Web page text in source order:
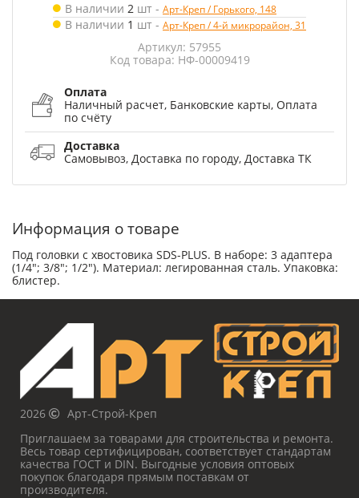
В наличии 2 шт - Арт-Креп / Горького, 148
В наличии 1 шт - Арт-Креп / 4-й микрорайон, 31
Артикул: 57955
Код товара: НФ-00009419
Оплата
Наличный расчет, Банковские карты, Оплата
по счёту
Доставка
Самовывоз, Доставка по городу, Доставка ТК
Информация о товаре
Под головки с хвостовика SDS-PLUS. В наборе: 3 адаптера
(1/4"; 3/8"; 1/2"). Материал: легированная сталь. Упаковка:
блистер.
2026
Арт-Строй-Креп
Приглашаем за товарами для строительства и ремонта.
Весь товар сертифицирован, соответствует стандартам
качества ГОСТ и DIN. Выгодные условия оптовых
покупок благодаря прямым поставкам от
производителя.